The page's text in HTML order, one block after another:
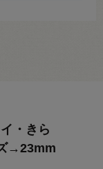
・きら
→23mm